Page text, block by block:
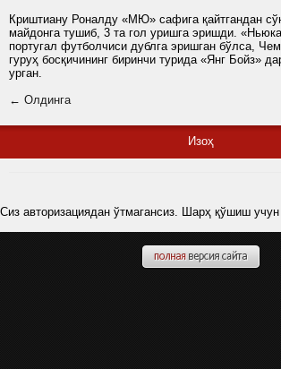
Криштиану Роналду «МЮ» сафига қайтгандан
майдонга тушиб, 3 та гол уришга эришди.
португал футболчиси дублга эришган бўлса,
гуруҳ босқичининг биринчи турида «Янг Бойз»
урган.
← Олдинга
Изоҳ
Сиз авторизациядан ўтмагансиз. Шарҳ қўшиш учун